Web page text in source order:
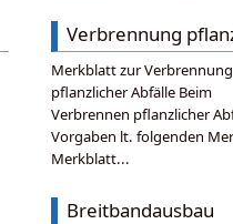
Verbrennung
Merkblatt zur Verbrennung
pflanzlicher Abfälle Beim
Verbrennen pflanzlicher
Vorgaben lt. folgenden
Merkblatt...
Breitbandausbau